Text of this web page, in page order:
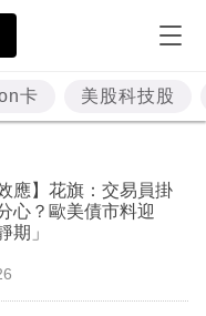
卡 美股科技股
應】花旗：交易員掛
心？歐美債市料迎
期」